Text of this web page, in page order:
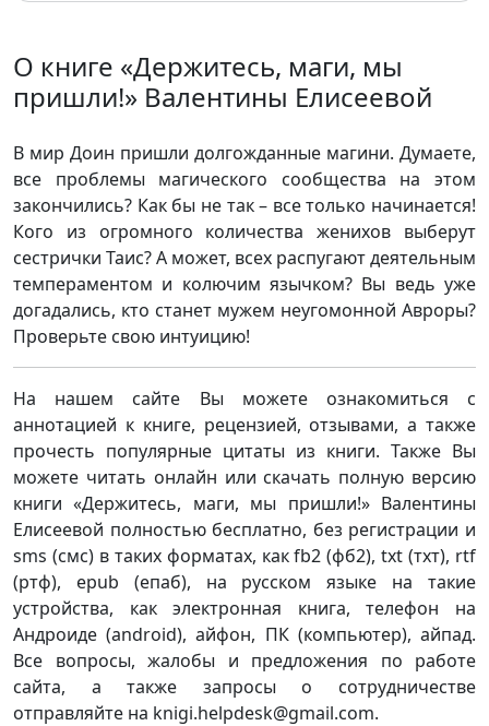
О книге «Держитесь, маги, мы
пришли!» Валентины Елисеевой
В мир Доин пришли долгожданные магини. Думаете,
все проблемы магического сообщества на этом
закончились? Как бы не так – все только начинается!
Кого из огромного количества женихов выберут
сестрички Таис? А может, всех распугают деятельным
темпераментом и колючим язычком? Вы ведь уже
догадались, кто станет мужем неугомонной Авроры?
Проверьте свою интуицию!
На нашем сайте Вы можете ознакомиться с
аннотацией к книге, рецензией, отзывами, а также
прочесть популярные цитаты из книги. Также Вы
можете читать онлайн или скачать полную версию
книги «Держитесь, маги, мы пришли!» Валентины
Елисеевой полностью бесплатно, без регистрации и
sms (смс) в таких форматах, как fb2 (фб2), txt (тхт), rtf
(ртф), epub (епаб), на русском языке на такие
устройства, как электронная книга, телефон на
Андроиде (android), айфон, ПК (компьютер), айпад.
Все вопросы, жалобы и предложения по работе
сайта, а также запросы о сотрудничестве
отправляйте на knigi.helpdesk@gmail.com.